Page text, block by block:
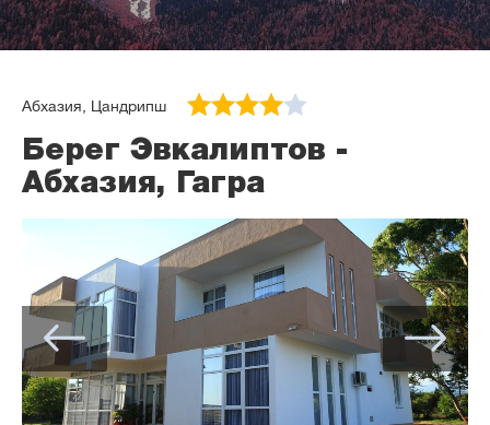
Абхазия, Цандрипш
Берег Эвкалиптов -
Абхазия, Гагра